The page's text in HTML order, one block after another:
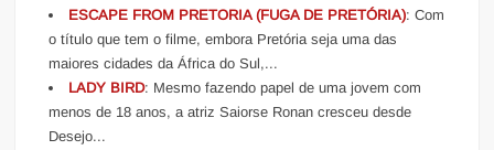
ESCAPE FROM PRETORIA (FUGA DE PRETÓRIA): Com
o título que tem o filme, embora Pretória seja uma das
maiores cidades da África do Sul,...
LADY BIRD: Mesmo fazendo papel de uma jovem com
menos de 18 anos, a atriz Saiorse Ronan cresceu desde
Desejo...